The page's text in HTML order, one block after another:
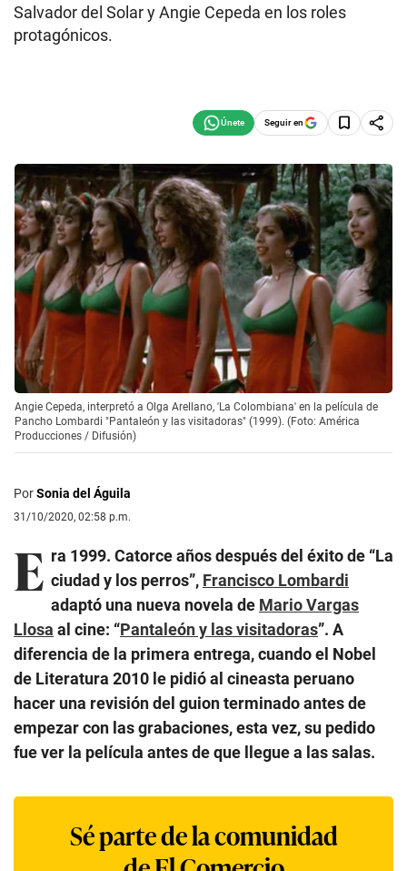
Salvador del Solar y Angie Cepeda en los roles
protagónicos.
Seguir en
Angie Cepeda, interpretó a Olga Arellano, 'La Colombiana' en la película de
Pancho Lombardi "Pantaleón y las visitadoras" (1999). (Foto: América
Producciones / Difusión)
PorSonia del Águila
31/10/2020, 02:58 p.m.
E ra 1999. Catorce años después del éxito de “La
ciudad y los perros”, Francisco Lombardi
adaptó una nueva novela de Mario Vargas
Llosa al cine: “Pantaleón y las visitadoras”. A
diferencia de la primera entrega, cuando el Nobel
de Literatura 2010 le pidió al cineasta peruano
hacer una revisión del guion terminado antes de
empezar con las grabaciones, esta vez, su pedido
fue ver la película antes de que llegue a las salas.